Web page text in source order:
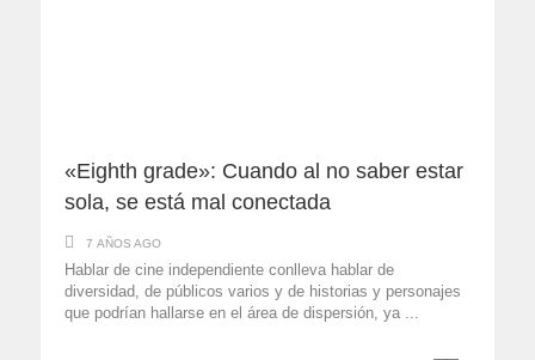
«Eighth grade»: Cuando al no saber estar
sola, se está mal conectada
7 AÑOS AGO
Hablar de cine independiente conlleva hablar de
diversidad, de públicos varios y de historias y personajes
que podrían hallarse en el área de dispersión, ya ...